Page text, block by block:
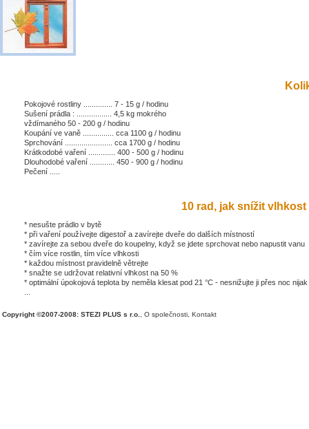
Pokojové rostliny .............. 7 - 15 g / hodinu
Sušení prádla : ................. 4,5 kg mokrého
vždímaného 50 - 200 g / hodinu
Koupání ve vaně ............... cca 1100 g / hodinu
Sprchování ....................... cca 1700 g / hodinu
Krátkodobé vaření ............. 400 - 500 g / hodinu
Dlouhodobé vaření ............ 450 - 900 g / hodinu
Pečení .....
10 rad, jak snížit vlhkost
* nesušte prádlo v bytě
* při vaření používejte digestoř a zavírejte dveře do dalších místností
* zavírejte za sebou dveře do koupelny, když se jdete sprchovat nebo napustit vanu
* čím více rostlin, tím více vlhkosti
* každou místnost pravidelně větrejte
* snažte se udržovat relativní vlhkost na 50 %
* optimální úpokojová teplota by neměla klesat pod 21 °C - nesnižujte ji přes noc nijak
Copyright ©2007-2008: STEZI PLUS s r.o. O společnosti Kontakt